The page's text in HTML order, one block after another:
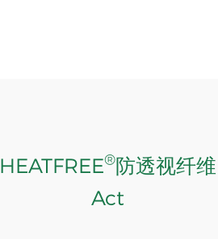
HEATFREE®防透视纤维
Act